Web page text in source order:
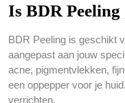
Is BDR
BDR Peeling is geschikt
aangepast aan jouw
acne, pigmentvlekken,
een oppepper voor je
verrichten.